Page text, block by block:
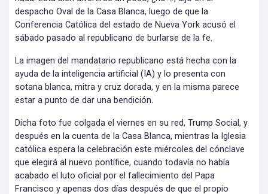
despacho Oval de la Casa Blanca, luego de que la
Conferencia Católica del estado de Nueva York acusó el
sábado pasado al republicano de burlarse de la fe.
La imagen del mandatario republicano está hecha con la
ayuda de la inteligencia artificial (IA) y lo presenta con
sotana blanca, mitra y cruz dorada, y en la misma parece
estar a punto de dar una bendición.
Dicha foto fue colgada el viernes en su red, Trump Social, y
después en la cuenta de la Casa Blanca, mientras la Iglesia
católica espera la celebración este miércoles del cónclave
que elegirá al nuevo pontífice, cuando todavía no había
acabado el luto oficial por el fallecimiento del Papa
Francisco y apenas dos días después de que el propio